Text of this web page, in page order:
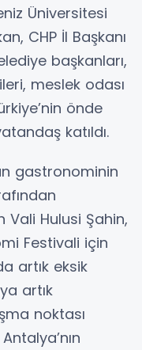
Üniversitesi
CHP İl Başkanı
başkanları,
meslek odası
önde
katıldı.
gastronominin
Hulusi Şahin,
Festivali için
artık eksik
artık
noktası